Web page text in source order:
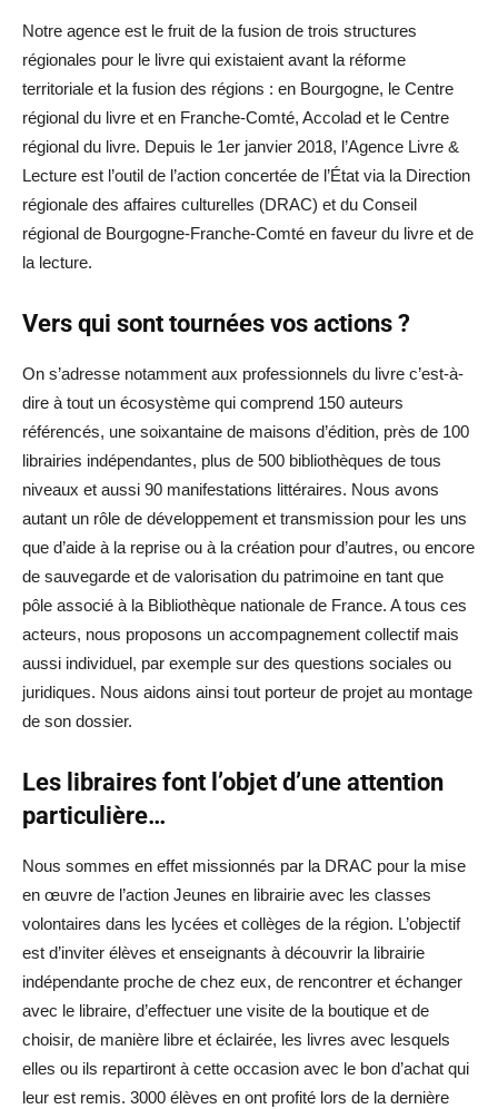
Notre agence est le fruit de la fusion de trois structures
régionales pour le livre qui existaient avant la réforme
territoriale et la fusion des régions : en Bourgogne, le Centre
régional du livre et en Franche-Comté, Accolad et le Centre
régional du livre. Depuis le 1er janvier 2018, l’Agence Livre &
Lecture est l’outil de l’action concertée de l’État via la Direction
régionale des affaires culturelles (DRAC) et du Conseil
régional de Bourgogne-Franche-Comté en faveur du livre et de
la lecture.
Vers qui sont tournées vos actions ?
On s’adresse notamment aux professionnels du livre c’est-à-
dire à tout un écosystème qui comprend 150 auteurs
référencés, une soixantaine de maisons d’édition, près de 100
librairies indépendantes, plus de 500 bibliothèques de tous
niveaux et aussi 90 manifestations littéraires. Nous avons
autant un rôle de développement et transmission pour les uns
que d’aide à la reprise ou à la création pour d’autres, ou encore
de sauvegarde et de valorisation du patrimoine en tant que
pôle associé à la Bibliothèque nationale de France. A tous ces
acteurs, nous proposons un accompagnement collectif mais
aussi individuel, par exemple sur des questions sociales ou
juridiques. Nous aidons ainsi tout porteur de projet au montage
de son dossier.
Les libraires font l’objet d’une attention
particulière…
Nous sommes en effet missionnés par la DRAC pour la mise
en œuvre de l’action Jeunes en librairie avec les classes
volontaires dans les lycées et collèges de la région. L’objectif
est d’inviter élèves et enseignants à découvrir la librairie
indépendante proche de chez eux, de rencontrer et échanger
avec le libraire, d’effectuer une visite de la boutique et de
choisir, de manière libre et éclairée, les livres avec lesquels
elles ou ils repartiront à cette occasion avec le bon d’achat qui
leur est remis. 3000 élèves en ont profité lors de la dernière